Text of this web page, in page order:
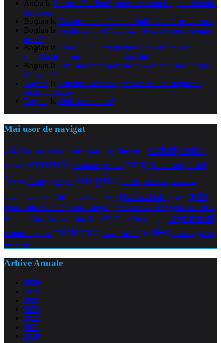
Andra la Patronul Facebook, prins ca se uita languros la iubita
lui Bezos
Bogdan la Parlamentul din Peru declară război fustelor scurte
Bogdan la Parchet laminat: Cum faci alegerea corectă pentru
acasă?
Bogdan la Secretul unui antreprenor de 25 de ani care
schimbă piața construcțiilor din România
Bogdan la Părul tău spune povestea ta – ce faci când începe
să dispară?
Bogdan la Patronul Facebook, prins ca se uita languros la
iubita lui Bezos
Bogdan la Ciolacu s-a tatuat!
Mai usor de navigat
adult audio bani benzi desenate blog Bucuresti coduricoduri
emag concurs download DVDRip emag facebook femei
filme funny google imagini jocuri Kiss FM maramures
messenger noiembrie Nokia octombrie orange personal pozequiz
Quiz Comert Online Quiz Gadget Quiz HI-TECH Biz Quiz HI-TECH
Oameni Quiz Internet Quiz KissFM Quiz Tehnologie raspunsuri
romania sugestii timisoara torrent trailer video Vodafone yahoo
messenger
Arhive Anuale
2026
2025
2024
2023
2022
2021
2020